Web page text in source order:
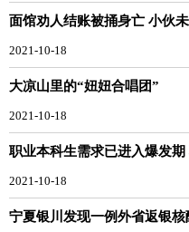
面馆劝人结账被捅身亡 小伙
2021-10-18
大凉山里的“妞妞合唱团”
2021-10-18
职业本科生需求已进入爆发
2021-10-18
宁夏银川发现一例外省返银